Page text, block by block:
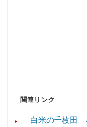
関連リンク
白米の千枚田